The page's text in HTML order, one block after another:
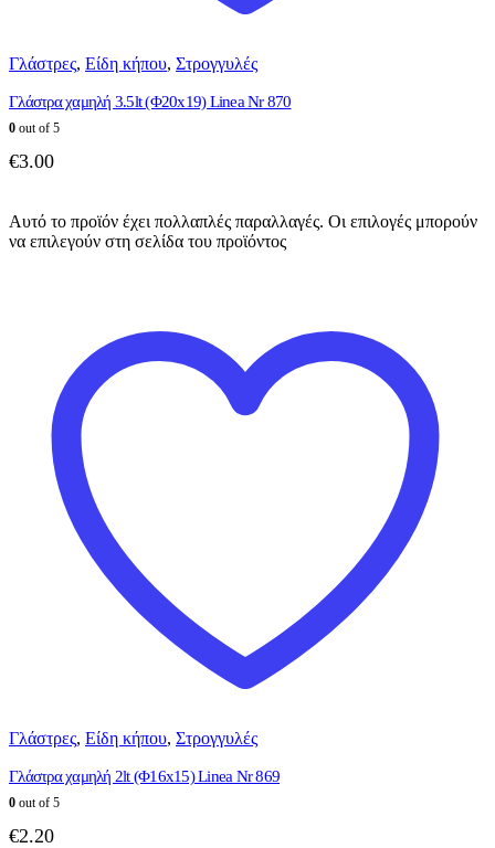
Γλάστρες, Είδη κήπου, Στρογγυλές
Γλάστρα χαμηλή 3.5lt (Φ20x19) Linea Nr 870
0 out of 5
€3.00
Αυτό το προϊόν έχει πολλαπλές παραλλαγές. Οι επιλογές μπορούν
να επιλεγούν στη σελίδα του προϊόντος
Γλάστρες, Είδη κήπου, Στρογγυλές
Γλάστρα χαμηλή 2lt (Φ16x15) Linea Nr 869
0 out of 5
€2.20